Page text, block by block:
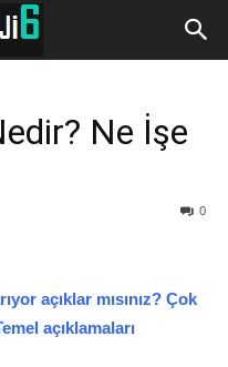
Ne İşe
0
açıklar mısınız? Çok
açıklamaları